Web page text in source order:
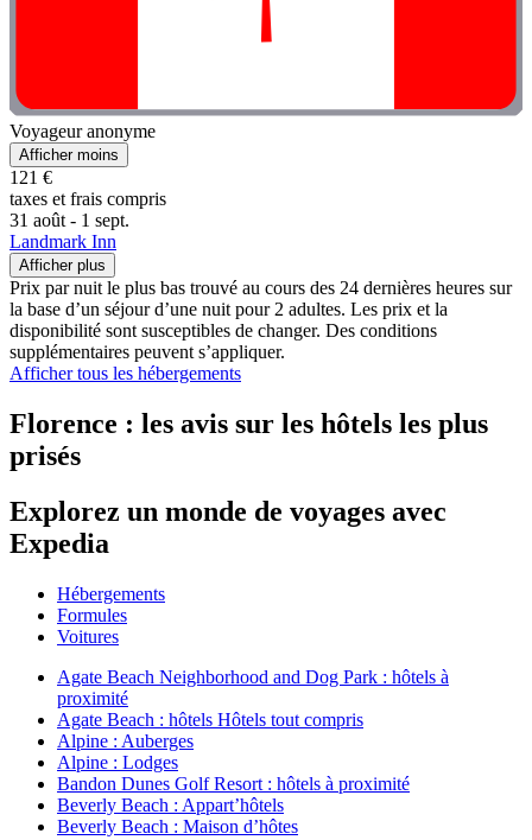
Voyageur anonyme
Afficher moins
121 €
taxes et frais compris
31 août - 1 sept.
Landmark Inn
Afficher plus
Prix par nuit le plus bas trouvé au cours des 24 dernières heures sur
la base d’un séjour d’une nuit pour 2 adultes. Les prix et la
disponibilité sont susceptibles de changer. Des conditions
supplémentaires peuvent s’appliquer.
Afficher tous les hébergements
Florence : les avis sur les hôtels les plus
prisés
Explorez un monde de voyages avec
Expedia
Hébergements
Formules
Voitures
Agate Beach Neighborhood and Dog Park : hôtels à
proximité
Agate Beach : hôtels Hôtels tout compris
Alpine : Auberges
Alpine : Lodges
Bandon Dunes Golf Resort : hôtels à proximité
Beverly Beach : Appart’hôtels
Beverly Beach : Maison d’hôtes